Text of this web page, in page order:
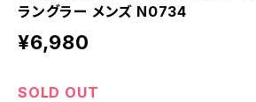
ラングラー メンズ N0734
¥6,980
SOLD OUT